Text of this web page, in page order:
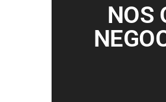
NOS